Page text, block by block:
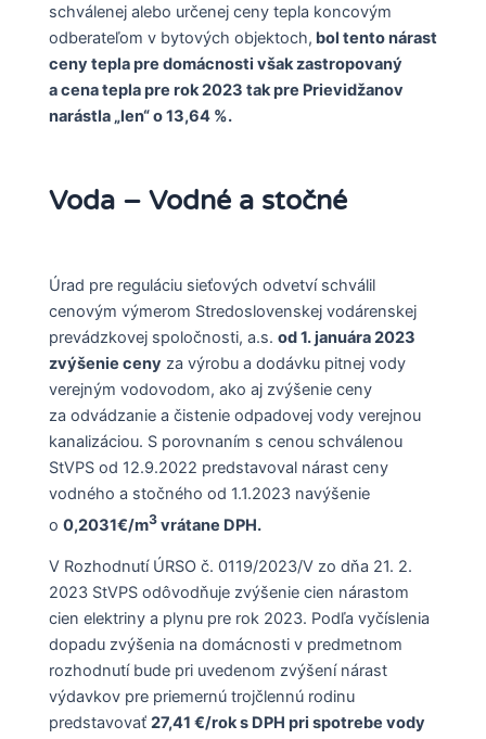
schválenej alebo určenej ceny tepla koncovým
odberateľom v bytových objektoch, bol tento nárast
ceny tepla pre domácnosti však zastropovaný
a cena tepla pre rok 2023 tak pre Prievidžanov
narástla „len“ o 13,64 %.
Voda – Vodné a stočné
Úrad pre reguláciu sieťových odvetví schválil
cenovým výmerom Stredoslovenskej vodárenskej
prevádzkovej spoločnosti, a.s. od 1. januára 2023
zvýšenie ceny za výrobu a dodávku pitnej vody
verejným vodovodom, ako aj zvýšenie ceny
za odvádzanie a čistenie odpadovej vody verejnou
kanalizáciou. S porovnaním s cenou schválenou
StVPS od 12.9.2022 predstavoval nárast ceny
vodného a stočného od 1.1.2023 navýšenie
o 0,2031€/m3vrátane DPH.
V Rozhodnutí ÚRSO č. 0119/2023/V zo dňa 21. 2.
2023 StVPS odôvodňuje zvýšenie cien nárastom
cien elektriny a plynu pre rok 2023. Podľa vyčíslenia
dopadu zvýšenia na domácnosti v predmetnom
rozhodnutí bude pri uvedenom zvýšení nárast
výdavkov pre priemernú trojčlennú rodinu
predstavovať 27,41 €/rok s DPH pri spotrebe vody